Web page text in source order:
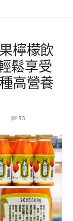
檸檬飲
鬆享受
高營養
55